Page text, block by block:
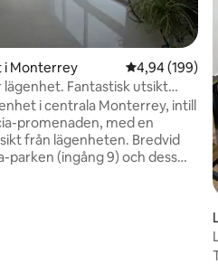
i Monterrey 4,94 av 5 i
4,94 (199)
lägenhet. Fantastisk utsikt
i centrala Monterrey, intill
promenaden, med en
från lägenheten. Bredvid
parken (ingång 9) och dess